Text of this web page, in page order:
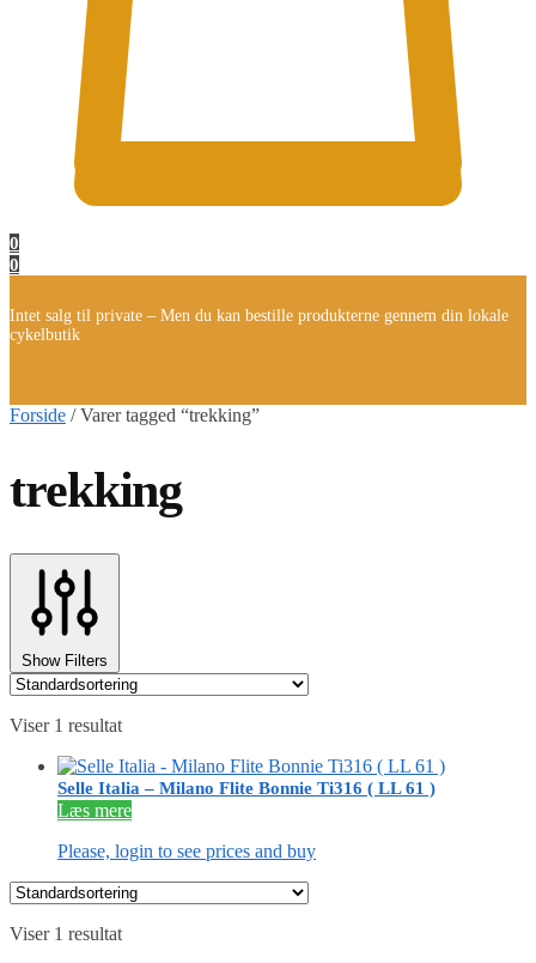
0
0
Intet salg til private – Men du kan bestille produkterne gennem din lokale
cykelbutik
Forside /Varer tagged “trekking”
trekking
Show Filters
Viser 1 resultat
Selle Italia – Milano Flite Bonnie Ti316 ( LL 61 )
Læs mere
Please, login to see prices and buy
Viser 1 resultat